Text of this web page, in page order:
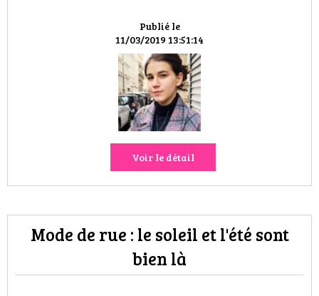
CULTURE
HIGH TECH
MAISON
AUTO
LIEUX TENDANCES
MODE DE RUE
JEUNES CRÉATEURS
Publié le
11/03/2019 13:51:14
Voir le détail
Mode de rue : le soleil et l'été sont
bien là